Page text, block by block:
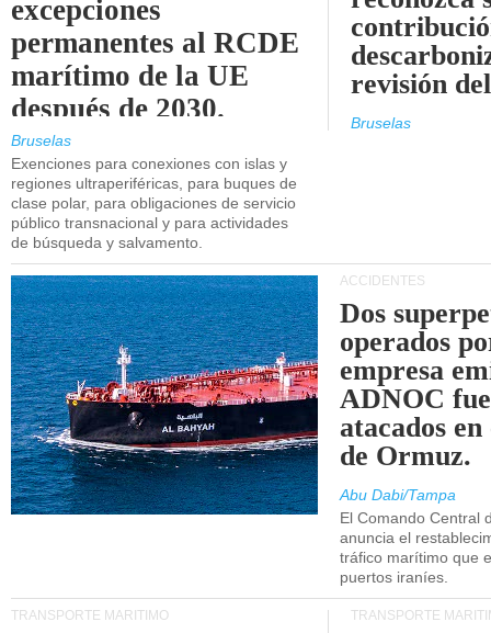
excepciones
permanentes al RCDE
marítimo de la UE
después de 2030.
Bruselas
Exenciones para conexiones con islas y
regiones ultraperiféricas, para buques de
clase polar, para obligaciones de servicio
público transnacional y para actividades
de búsqueda y salvamento.
revisión
Bruselas
ACCIDENTES
Dos
operados
empresa
ADNOC
atacados
de Ormuz.
Abu Dabi/Tampa
El Comando Central
anuncia el
tráfico marítimo que
puertos iraníes.
TRANSPORTE MARÍTIMO TRANSPORTE